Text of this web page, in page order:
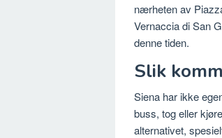
nærheten av
Vernaccia di San
denne tiden.
Slik
Siena har ikke
buss, tog eller
alternativet,